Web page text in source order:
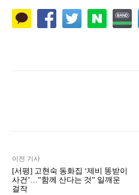
이전 기사
[서평] 고현숙 동화집 ‘제비 똥받이
사건’…”함께 산다는 것” 일깨운
걸작